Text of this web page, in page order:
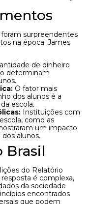
surpreendentes
na época. James
de dinheiro
determinam
O fator mais
dos alunos é a
escola.
Instituições com
como as
um impacto
alunos.
Brasil
do Relatório
resposta é complexa,
da sociedade
encontrados
que podem